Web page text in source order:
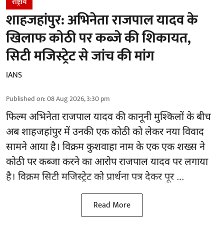
शाहजहांपुर: अभिनेता राजपाल यादव के
खिलाफ कोठी पर कब्जे की शिकायत,
सिटी मजिस्ट्रेट से जांच की मांग
IANS
Published on:08 Aug 2026, 3:30 pm
फिल्म अभिनेताराजपाल यादवकी कानूनी मुश्किलों के बीच
अब शाहजहांपुर में उनकी एक कोठी को लेकर नया विवाद
सामने आया है। विक्रम कुशवाहा नाम के एक एक शख्स ने
कोठी पर कब्जा करने का आरोप राजपाल यादव पर लगाया
है। विक्रम सिटी मजिस्ट्रेट को प्रार्थना पत्र देकर पूर ...
Read More